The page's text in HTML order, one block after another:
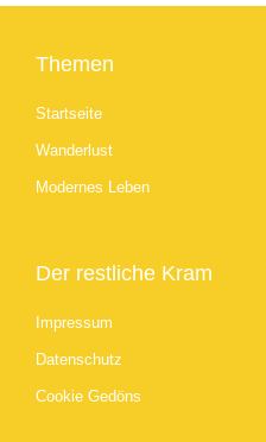
Themen
Startseite
Wanderlust
Modernes Leben
Der restliche Kram
Impressum
Datenschutz
Cookie Gedöns